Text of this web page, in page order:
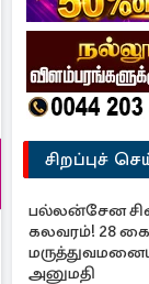
சிறப்புச்
பல்லன்சேன
கலவரம்! 28
அனுமதி